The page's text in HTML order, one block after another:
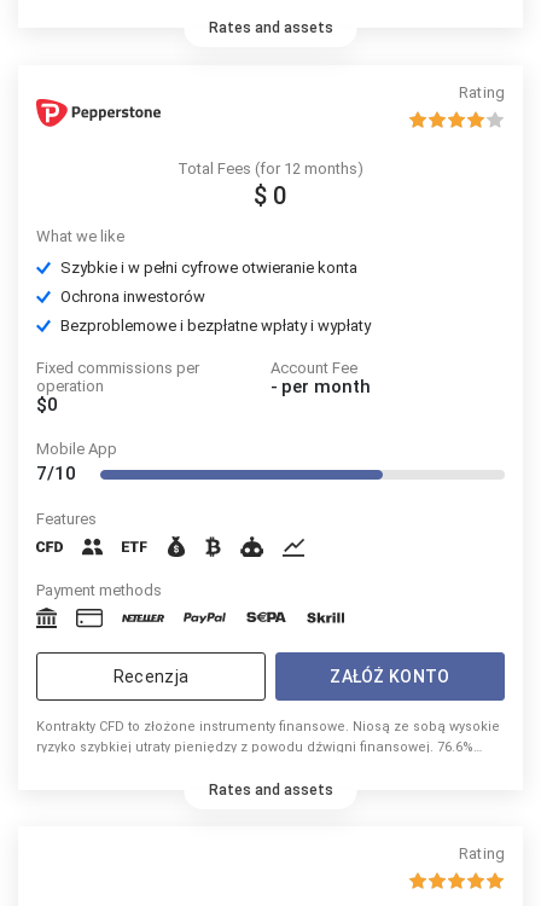
Rates and assets
Rating
Total Fees (for 12 months)
$ 0
What we like
Szybkie i w pełni cyfrowe otwieranie konta
Ochrona inwestorów
Bezproblemowe i bezpłatne wpłaty i wypłaty
Fixed commissions per
operation
$0
Account Fee
- per month
Mobile App
7/10
Features
Payment methods
Recenzja ZAŁÓŻ KONTO
Kontrakty CFD to złożone instrumenty finansowe. Niosą ze sobą wysokie
ryzyko szybkiej utraty pieniędzy z powodu dźwigni finansowej. 76.6%
Rates and assets
Rating